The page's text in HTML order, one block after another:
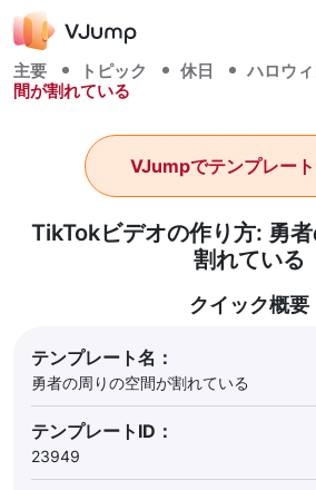
主要 トピック 休日 ハロウ
間が割れている
TikTokビデオの作り方: 勇
割れている
VJumpでテンプレート
クイック概要
テンプレート名：
勇者の周りの空間が割れている
テンプレートID：
23949